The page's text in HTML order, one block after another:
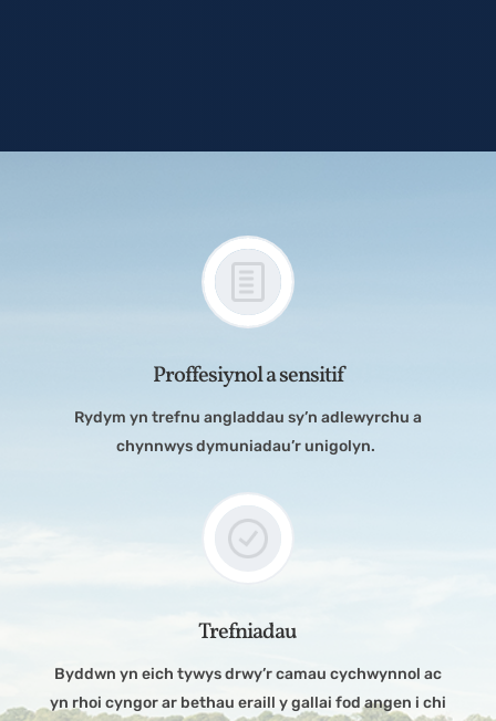
Proffesiynol a sensitif
Rydym yn trefnu angladdau sy’n adlewyrchu a
chynnwys dymuniadau’r unigolyn.
Trefniadau
Byddwn yn eich tywys drwy’r camau cychwynnol ac
yn rhoi cyngor ar bethau eraill y gallai fod angen i chi